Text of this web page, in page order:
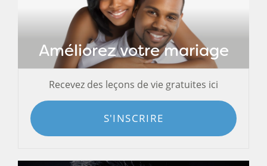
Améliorez votre mariage
Recevez des leçons de vie gratuites ici
S'INSCRIRE